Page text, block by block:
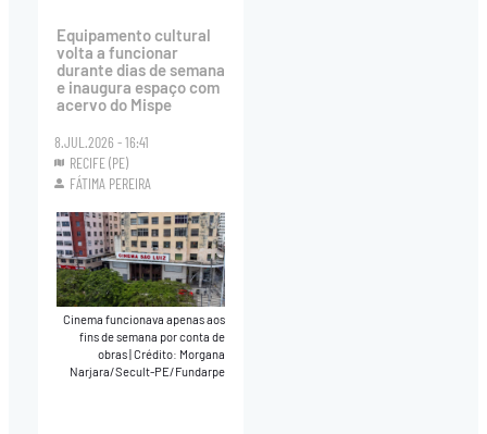
Equipamento cultural
volta a funcionar
durante dias de semana
e inaugura espaço com
acervo do Mispe
8.JUL.2026 - 16:41
RECIFE (PE)
FÁTIMA PEREIRA
Cinema funcionava apenas aos
fins de semana por conta de
obras Crédito: Morgana
Narjara/Secult-PE/Fundarpe